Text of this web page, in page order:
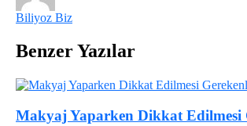
Biliyoz Biz
Benzer Yazılar
Makyaj Yaparken Dikkat Edilmesi